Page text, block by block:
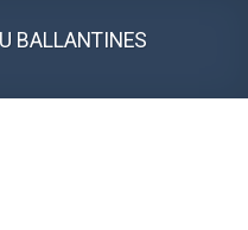
BALLANTINES